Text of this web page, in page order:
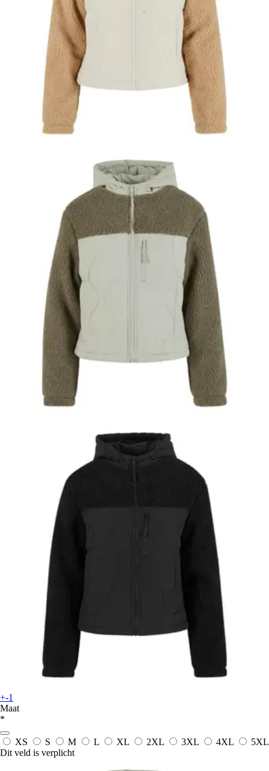
+-1
Maat
*
XS S M L XL 2XL 3XL 4XL
5XL
Dit veld is verplicht